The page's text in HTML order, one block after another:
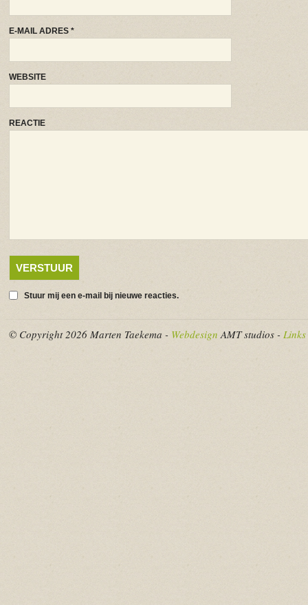
E-MAIL ADRES *
WEBSITE
REACTIE
Stuur mij een e-mail bij nieuwe reacties.
© Copyright 2026 Marten Taekema - Webdesign AMT studios - Links